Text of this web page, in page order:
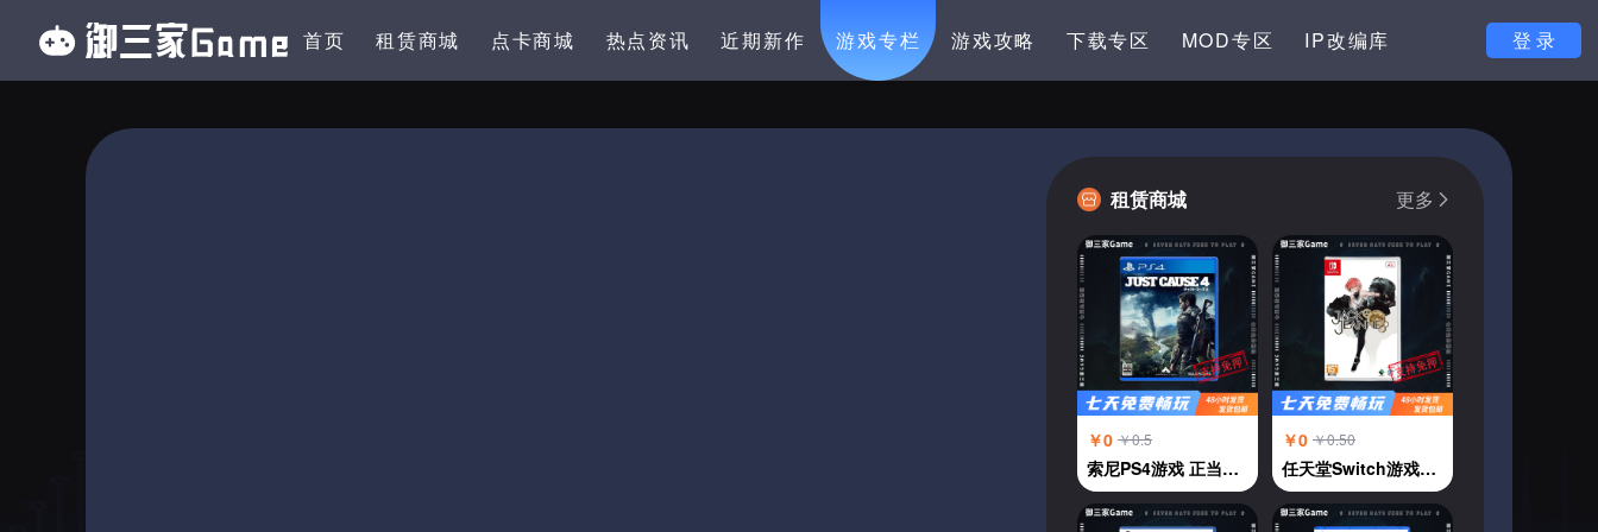
首页 租赁商城 点卡商城 热点资讯 近期新作 游戏专栏 游戏攻略 下载专区 MOD专区 IP改编库 登 录
租赁商城 更多
￥0 ￥0.5
索尼PS4游戏 正当防卫4 中文
￥0 ￥0.50
任天堂Switch游戏卡NS 杰克珍妮 JACKJEANNE 乙女恋爱 中文